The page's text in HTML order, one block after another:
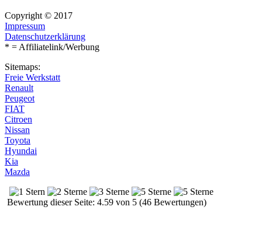
Copyright © 2017
Impressum
Datenschutzerklärung
* = Affiliatelink/Werbung
Sitemaps:
Freie Werkstatt
Renault
Peugeot
FIAT
Citroen
Nissan
Toyota
Hyundai
Kia
Mazda
Bewertung dieser Seite: 4.59 von 5 (46 Bewertungen)